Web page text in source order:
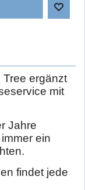
ergänzt
mit
Jahre
ein
findet jede